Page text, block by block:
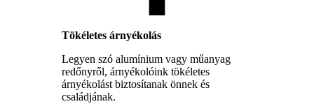
Tökéletes árnyékolás
Legyen szó alumínium vagy műanyag
redőnyről, árnyékolóink tökéletes
árnyékolást biztosítanak önnek és
családjának.